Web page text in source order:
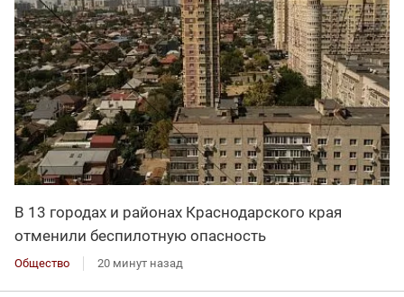
В 13 городах и районах Краснодарского края
отменили беспилотную опасность
Общество 20 минут назад